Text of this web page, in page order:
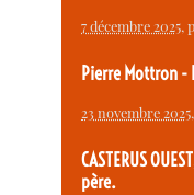
7 décembre 2025,
Pierre Mottron -
23 novembre 2025
CASTERUS
père.